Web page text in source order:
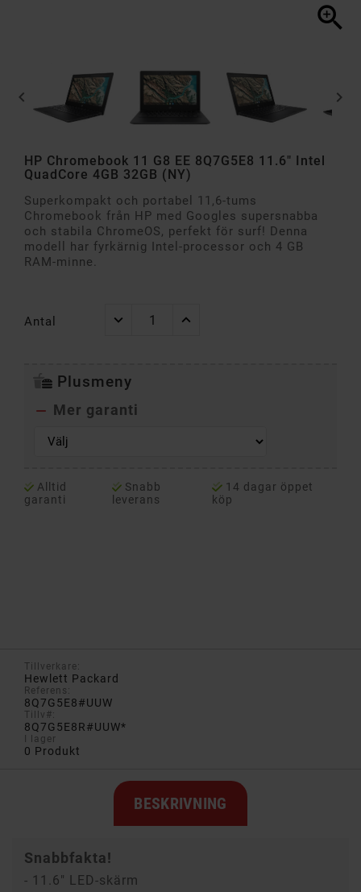

 
HP Chromebook 11 G8 EE 8Q7G5E8 11.6" Intel
QuadCore 4GB 32GB (NY)
Superkompakt och portabel 11,6-tums
Chromebook från HP med Googles supersnabba
och stabila ChromeOS, perfekt för surf! Denna
modell har fyrkärnig Intel-processor och 4 GB
RAM-minne.
Antal
Plusmeny
 Mer garanti
Alltid
garanti
Snabb
leverans
14 dagar öppet
köp
Tillverkare:
Hewlett Packard
Referens:
8Q7G5E8#UUW
Tillv#:
8Q7G5E8R#UUW*
I lager
0 Produkt
BESKRIVNING
Snabbfakta!
- 11.6" LED-skärm